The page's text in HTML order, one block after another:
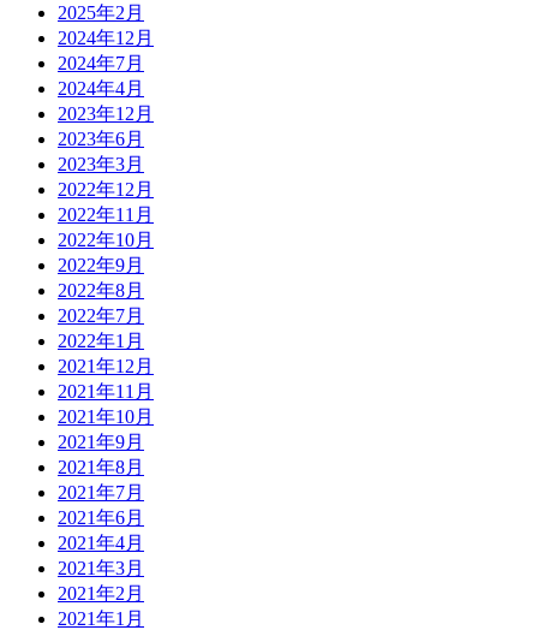
2025年2月
2024年12月
2024年7月
2024年4月
2023年12月
2023年6月
2023年3月
2022年12月
2022年11月
2022年10月
2022年9月
2022年8月
2022年7月
2022年1月
2021年12月
2021年11月
2021年10月
2021年9月
2021年8月
2021年7月
2021年6月
2021年4月
2021年3月
2021年2月
2021年1月